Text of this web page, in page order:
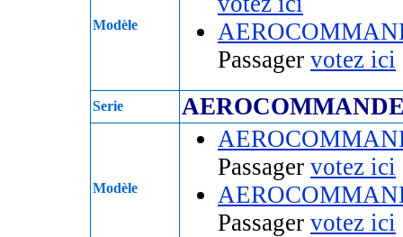
Modèle
Passager votez ici
Serie
Modèle
Passager votez ici
Passager votez ici